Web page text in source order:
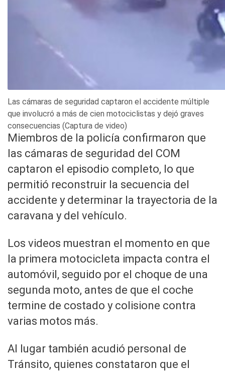
Las cámaras de seguridad captaron el accidente múltiple
que involucró a más de cien motociclistas y dejó graves
consecuencias (Captura de video)
Miembros de la policía confirmaron que
las cámaras de seguridad del COM
captaron el episodio completo, lo que
permitió reconstruir la secuencia del
accidente y determinar la trayectoria de la
caravana y del vehículo.
Los videos muestran el momento en que
la primera motocicleta impacta contra el
automóvil, seguido por el choque de una
segunda moto, antes de que el coche
termine de costado y colisione contra
varias motos más.
Al lugar también acudió personal de
Tránsito, quienes constataron que el